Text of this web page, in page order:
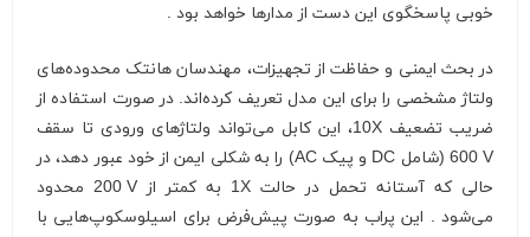
خوبی پاسخگوی این دست از مدارها خواهد بود .
در بحث ایمنی و حفاظت از تجهیزات، مهندسان هانتک محدوده‌های
ولتاژ مشخصی را برای این مدل تعریف کرده‌اند. در صورت استفاده از
ضریب تضعیف 10X، این کابل می‌تواند ولتاژهای ورودی تا سقف
600 V
(شامل DC و پیک AC) را به شکلی ایمن از خود عبور دهد، در
حالی که آستانه تحمل در حالت 1X به کمتر از 200 V محدود
می‌شود . این پراب به صورت پیش‌فرض برای اسیلوسکوپ‌هایی با